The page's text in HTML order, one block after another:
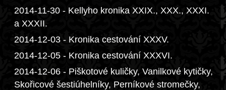
2014-11-30 - Kellyho kronika XXIX., XXX., XXXI.
a XXXII.
2014-12-03 - Kronika cestování XXXV.
2014-12-05 - Kronika cestování XXXVI.
2014-12-06 - Piškotové kuličky, Vanilkové kytičky,
Skořicové šestiúhelníky, Perníkové stromečky,